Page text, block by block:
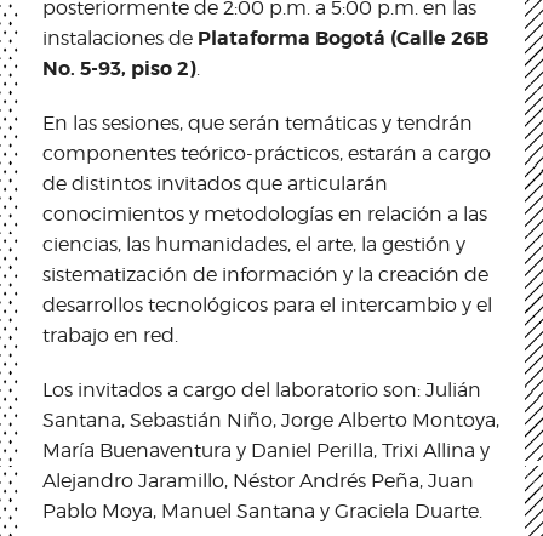
posteriormente de 2:00 p.m. a 5:00 p.m. en las
instalaciones de Plataforma Bogotá (Calle 26B
No. 5-93, piso 2).
En las sesiones, que serán temáticas y tendrán
componentes teórico-prácticos, estarán a cargo
de distintos invitados que articularán
conocimientos y metodologías en relación a las
ciencias, las humanidades, el arte, la gestión y
sistematización de información y la creación de
desarrollos tecnológicos para el intercambio y el
trabajo en red.
Los invitados a cargo del laboratorio son: Julián
Santana, Sebastián Niño, Jorge Alberto Montoya,
María Buenaventura y Daniel Perilla, Trixi Allina y
Alejandro Jaramillo, Néstor Andrés Peña, Juan
Pablo Moya, Manuel Santana y Graciela Duarte.